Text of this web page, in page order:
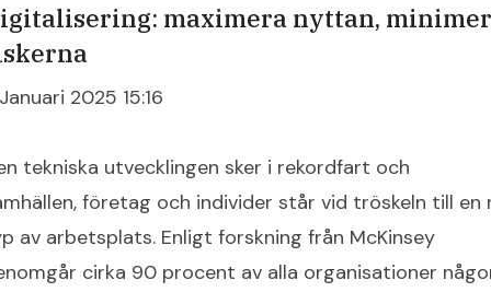
maximera nyttan,
2025 15:16
tekniska utvecklingen sker i rekordfart och
företag och individer står vid tröskeln till en
av arbetsplats. Enligt forskning från McKinsey
cirka 90 procent av alla organisationer